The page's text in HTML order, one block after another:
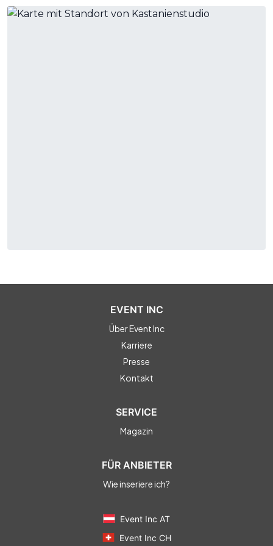
EVENT INC
Über Event Inc
Karriere
Presse
Kontakt
SERVICE
Magazin
FÜR ANBIETER
Wie inseriere ich?
Event Inc AT
Event Inc CH